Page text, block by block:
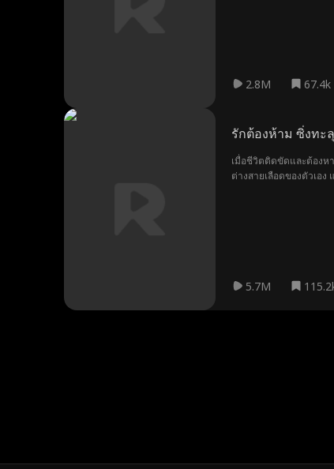
2.8M 67.4k
รักต้องห้าม ซิ่งทะ
เมื่อชีวิตติดขัดและต้องห
ต่างสายเลือดของตัวเอง
5.7M